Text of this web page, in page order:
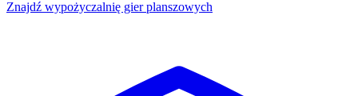
Znajdź wypożyczalnię gier planszowych